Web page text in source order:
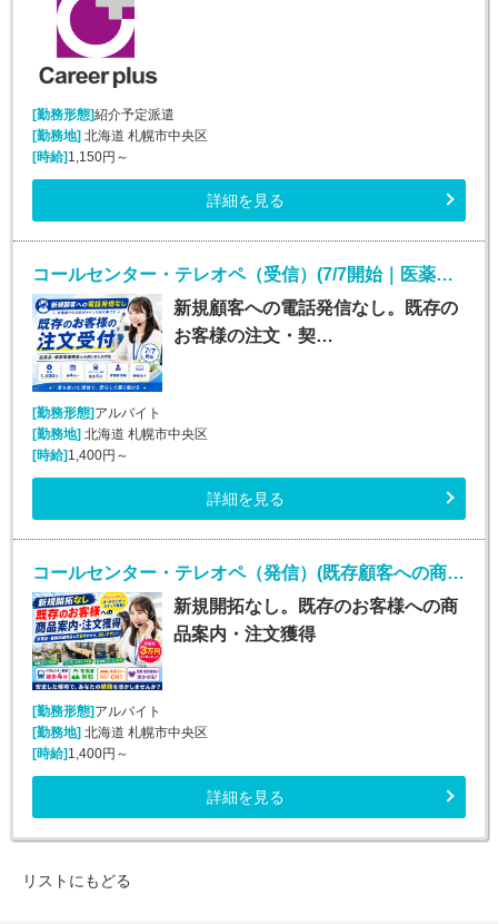
[勤務形態]紹介予定派遣
[勤務地] 北海道 札幌市中央区
[時給] 1,150円～
詳細を見る
コールセンター・テレオペ（受信）(7/7開始｜医薬品通販の注文・契約サポート｜週4日～)
新規顧客への電話発信なし。既存の
お客様の注文・契…
[勤務形態] アルバイト
[勤務地] 北海道 札幌市中央区
[時給] 1,400円～
詳細を見る
コールセンター・テレオペ（発信）(既存顧客への商品案内・注文受付)
新規開拓なし。既存のお客様への商
品案内・注文獲得
[勤務形態]アルバイト
[勤務地]北海道 札幌市中央区
[時給]1,400円～
詳細を見る
リストにもどる